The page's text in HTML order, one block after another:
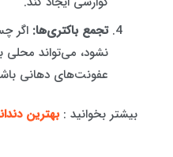
تجمع باکتری‌ها: اگر
نشود، می‌تواند محلی
عفونت‌های دهانی
بیشتر بخوانید : بهترین